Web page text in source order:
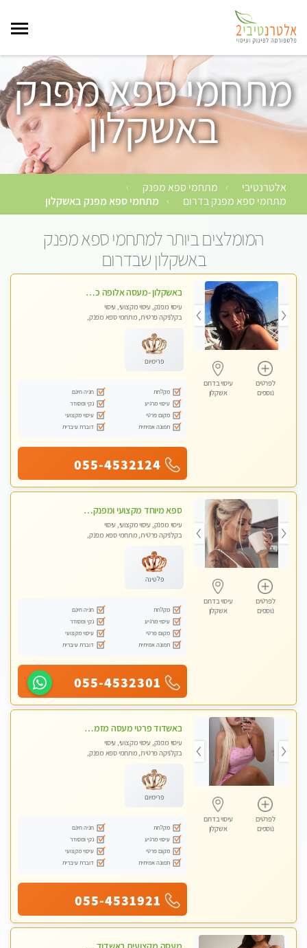
מתחמי ספא מפנק
באשקלון
אלטרנטיבי › מתחמי ספא מפנק ›
מתחמי ספא מפנק בדרום › מתחמי ספא מפנק באשקלון
המומלצים ביותר למתחמי ספא מפנק
באשקלון שבדרום
לפרטים
נוספים
עיסוי בדרום
אשקלון
באשקלון -מעסה אלופה כל סוגי העיסויים מעסה מקצועית ואיכותית פרטי!!
עיסוי מפנק, עיסוי מקצועי, עיסוי
בקלניקה פרטית, מתחמי ספא מפנק,
פרימיום
מקלחת
חניה חינם
עיסוי מרגיע
נקי ומסודר
מקום פרטי
עיסוי מקצועי
תמונה אמיתית
דוברת עיברית
055-4532124
לפרטים
נוספים
עיסוי בדרום
אשקלון
ספא מיוחד מקצועי ומפנק באשקלון
עיסוי מפנק, עיסוי מקצועי, עיסוי
בקלניקה פרטית, מתחמי ספא מפנק,
פלטינה
מקלחת
חניה חינם
עיסוי מרגיע
נקי ומסודר
מקום פרטי
עיסוי מקצועי
תמונה אמיתית
דוברת עיברית
055-4532301
לפרטים
נוספים
עיסוי בדרום
אשקלון
באשדוד פרטי מעסה מזמינה אותך לעיסוי מפנק ! פינוק מרגיע שרות vip מובטח. ללא מין !!
עיסוי מפנק, עיסוי מקצועי, עיסוי
בקלניקה פרטית, מתחמי ספא מפנק,
פרימיום
מקלחת
חניה חינם
עיסוי מרגיע
נקי ומסודר
מקום פרטי
עיסוי מקצועי
תמונה אמיתית
דוברת עיברית
055-4531921